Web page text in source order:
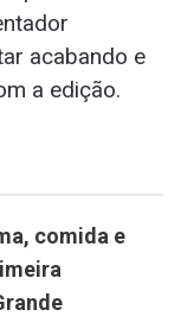
acabando e
a edição.
comida e